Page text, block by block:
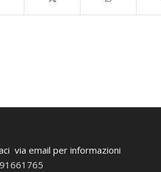
via email per informazioni